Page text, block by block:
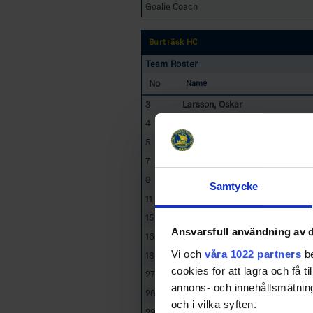
Samtycke
Ansvarsfull användning av
Vi och våra 1022 partners
cookies för att lagra och få
annons- och
och i vilka syften.
Goalie Coach
Burträsk HC
Team Roster
No
Name
3 Larsson, Oskar
4
5
Andersson, Isak
7
8
11
15
16
Lindgren, Razmus
18
Wännström, Kim
27
Hedlund, Christoffer
28
Sörgård, Liam